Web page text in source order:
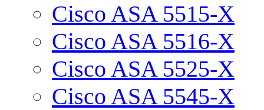
Cisco ASA 5515-X
Cisco ASA 5516-X
Cisco ASA 5525-X
Cisco ASA 5545-X